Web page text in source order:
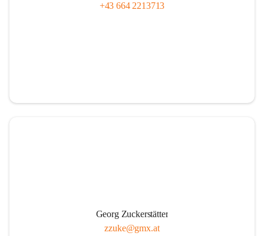
+43 664 2213713
Georg Zuckerstätter
zzuke@gmx.at